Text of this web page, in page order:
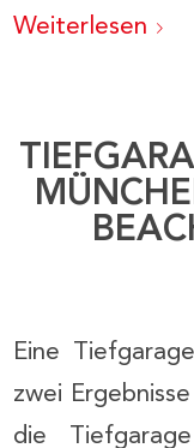
Weiterlesen
Eine
zwei
die